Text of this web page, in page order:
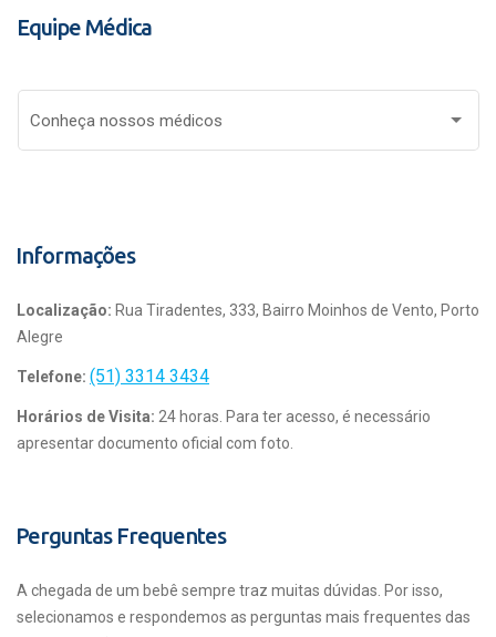
Equipe Médica
Conheça nossos médicos
Informações
Localização: Rua Tiradentes, 333, Bairro Moinhos de Vento, Porto
Alegre
Telefone: (51) 3314 3434
Horários de Visita: 24 horas. Para ter acesso, é necessário
apresentar documento oficial com foto.
Perguntas Frequentes
A chegada de um bebê sempre traz muitas dúvidas. Por isso,
selecionamos e respondemos as perguntas mais frequentes das